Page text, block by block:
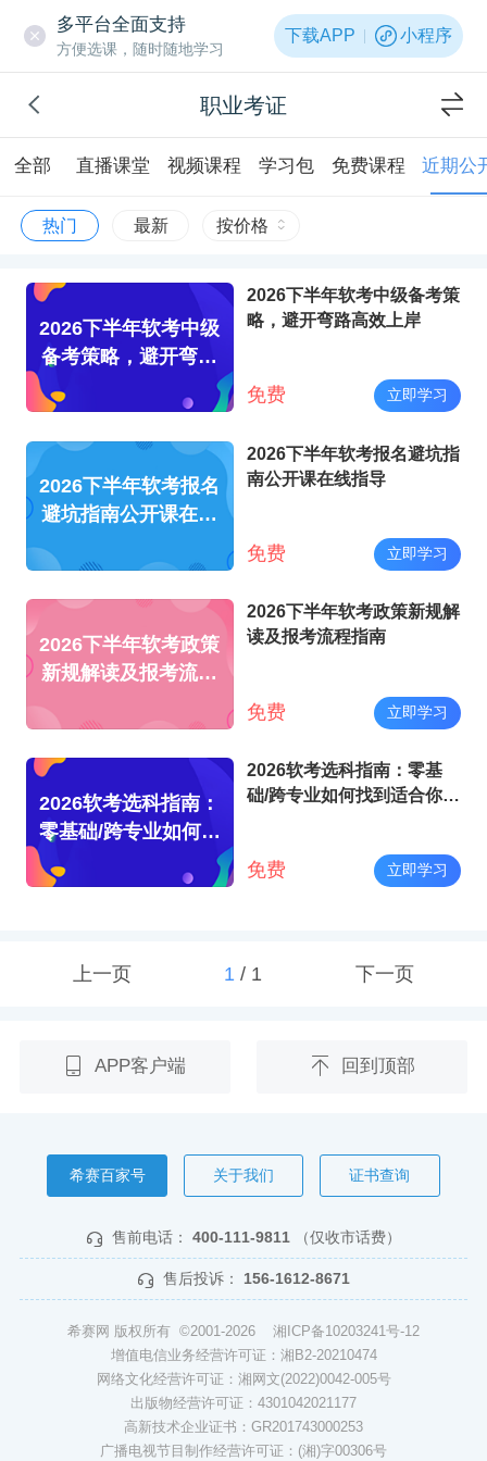
多平台全面支持
方便选课，随时随地学习
下载APP 小程序
职业考证
全部 直播课堂 视频课程 学习包 免费课程 近期公
热门 最新 按价格
2026下半年软考中级
备考策略，避开弯路
2026下半年软考中级备考策
略，避开弯路高效上岸
免费 立即学习
2026下半年软考报名
避坑指南公开课在线
2026下半年软考报名避坑指
南公开课在线指导
免费 立即学习
2026下半年软考政策
新规解读及报考流程
2026下半年软考政策新规解
读及报考流程指南
免费 立即学习
2026软考选科指南：
零基础/跨专业如何找
2026软考选科指南：零基
础/跨专业如何找到适合你的
免费 立即学习
上一页 1/ 1 下一页
APP客户端 回到顶部
希赛百家号 关于我们 证书查询
售前电话： 400-111-9811 （仅收市话费）
售后投诉： 156-1612-8671
希赛网 版权所有 ©2001-2026 湘ICP备10203241号-12
增值电信业务经营许可证：湘B2-20210474
网络文化经营许可证：湘网文(2022)0042-005号
出版物经营许可证：4301042021177
高新技术企业证书：GR201743000253
广播电视节目制作经营许可证：(湘)字00306号